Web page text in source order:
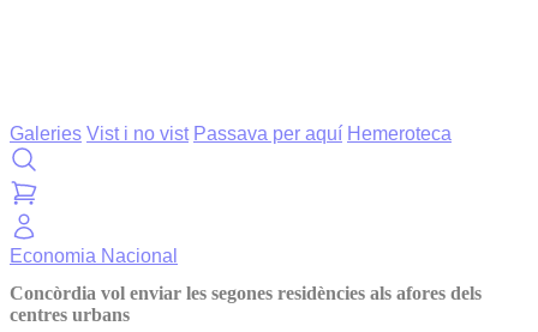
Galeries Vist i no vist Passava per aquí Hemeroteca
Economia Nacional
Concòrdia vol enviar les segones residències als afores dels
centres urbans